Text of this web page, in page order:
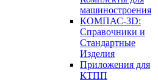
машиностроения
КОМПАС-3D:
Справочники и
Стандартные
Изделия
Приложения для
КТПП